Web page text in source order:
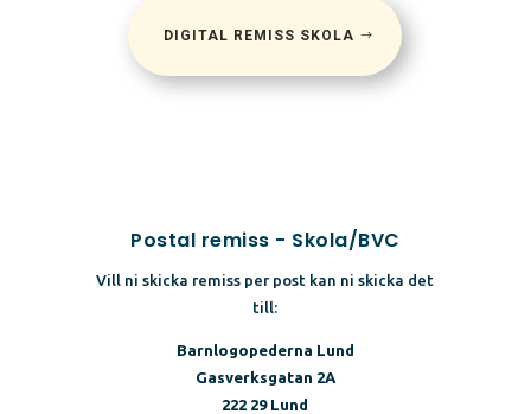
DIGITAL REMISS SKOLA
Postal remiss - Skola/BVC
Vill ni skicka remiss per post kan ni skicka det
till:
Barnlogopederna Lund
Gasverksgatan 2A
222 29 Lund